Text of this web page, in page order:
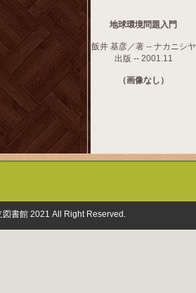
地球環境問題入門
飯井 基彦／著 -- ナカニシヤ
出版 -- 2001.11
（画像なし）
書館 2021 All Right Reserved.